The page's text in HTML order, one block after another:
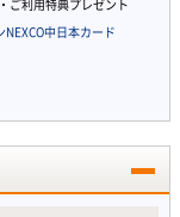
ご利用特典プレゼント
NEXCO中日本カード